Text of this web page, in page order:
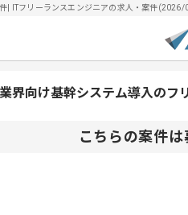
件| ITフリーランスエンジニアの求人・案件
業界向け基幹システム導入のフ
こちらの案件